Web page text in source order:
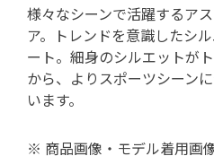
様々なシーンで活躍するア
ア。トレンドを意識したシ
ート。細身のシルエットが
から、よりスポーツシーン
います。
※ 商品画像・モデル着用画